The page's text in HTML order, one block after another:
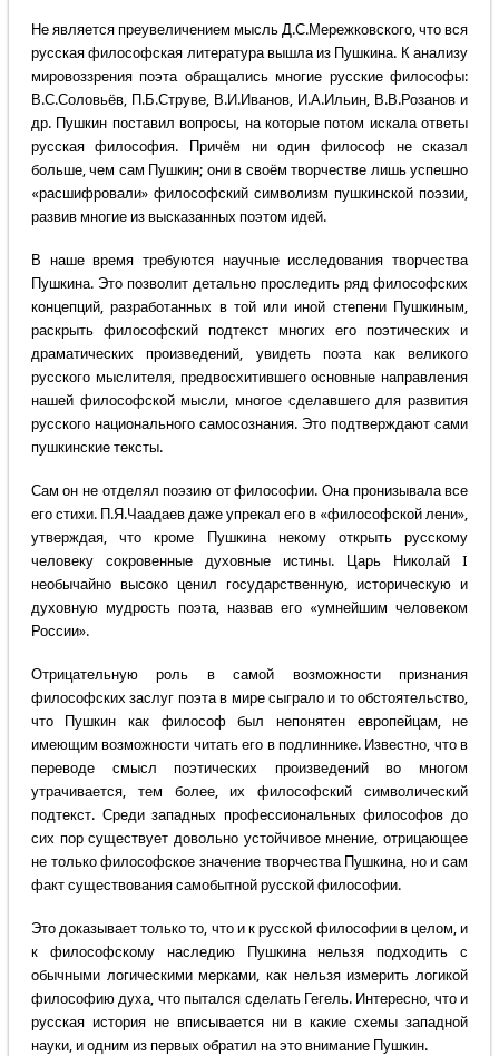
Не является преувеличением мысль Д.С.Мережковского, что вся
русская философская литература вышла из Пушкина. К анализу
мировоззрения поэта обращались многие русские философы:
В.С.Соловьёв, П.Б.Струве, В.И.Иванов, И.А.Ильин, В.В.Розанов и
др. Пушкин поставил вопросы, на которые потом искала ответы
русская философия. Причём ни один философ не сказал
больше, чем сам Пушкин; они в своём творчестве лишь успешно
«расшифровали» философский символизм пушкинской поэзии,
развив многие из высказанных поэтом идей.
В наше время требуются научные исследования творчества
Пушкина. Это позволит детально проследить ряд философских
концепций, разработанных в той или иной степени Пушкиным,
раскрыть философский подтекст многих его поэтических и
драматических произведений, увидеть поэта как великого
русского мыслителя, предвосхитившего основные направления
нашей философской мысли, многое сделавшего для развития
русского национального самосознания. Это подтверждают сами
пушкинские тексты.
Сам он не отделял поэзию от философии. Она пронизывала все
его стихи. П.Я.Чаадаев даже упрекал его в «философской лени»,
утверждая, что кроме Пушкина некому открыть русскому
человеку сокровенные духовные истины. Царь Николай I
необычайно высоко ценил государственную, историческую и
духовную мудрость поэта, назвав его «умнейшим человеком
России».
Отрицательную роль в самой возможности признания
философских заслуг поэта в мире сыграло и то обстоятельство,
что Пушкин как философ был непонятен европейцам, не
имеющим возможности читать его в подлиннике. Известно, что в
переводе смысл поэтических произведений во многом
утрачивается, тем более, их философский символический
подтекст. Среди западных профессиональных философов до
сих пор существует довольно устойчивое мнение, отрицающее
не только философское значение творчества Пушкина, но и сам
факт существования самобытной русской философии.
Это доказывает только то, что и к русской философии в целом, и
к философскому наследию Пушкина нельзя подходить с
обычными логическими мерками, как нельзя измерить логикой
философию духа, что пытался сделать Гегель. Интересно, что и
русская история не вписывается ни в какие схемы западной
науки, и одним из первых обратил на это внимание Пушкин.